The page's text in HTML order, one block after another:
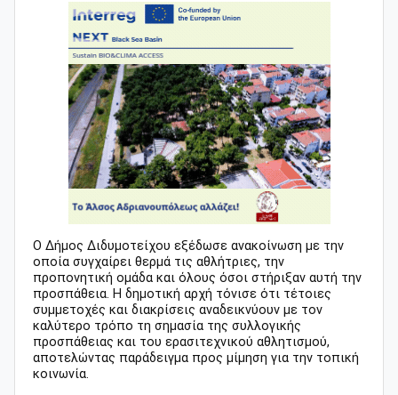
Ο Δήμος Διδυμοτείχου εξέδωσε ανακοίνωση με την
οποία συγχαίρει θερμά τις αθλήτριες, την
προπονητική ομάδα και όλους όσοι στήριξαν αυτή την
προσπάθεια. Η δημοτική αρχή τόνισε ότι τέτοιες
συμμετοχές και διακρίσεις αναδεικνύουν με τον
καλύτερο τρόπο τη σημασία της συλλογικής
προσπάθειας και του ερασιτεχνικού αθλητισμού,
αποτελώντας παράδειγμα προς μίμηση για την τοπική
κοινωνία.